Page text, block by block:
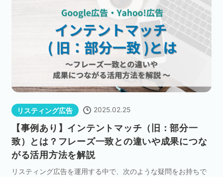
リスティング広告 2025.02.25
【事例あり】インテントマッチ（旧：部分一
致）とは？フレーズ一致との違いや成果につな
がる活用方法を解説
リスティング広告を運用する中で、次のような疑問をお持ちで